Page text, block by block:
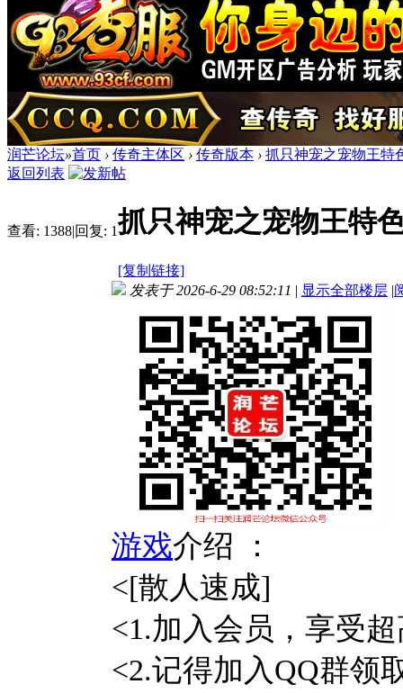
润芒论坛»首页 › 传奇主体区 › 传奇版本 › 抓只神宠之宠物王特
返回列表
查看: 1388|回复: 1抓只神宠之宠物王特
[复制链接]
发表于 2026-6-29 08:52:11 | 显示全部楼层 |
游戏介绍 ：
<[散人速成]
<1.加入会员，享受
<2.记得加入QQ群领